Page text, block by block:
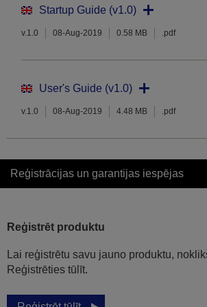
Startup Guide (v1.0)
v.1.0 08-Aug-2019 0.58 MB .pdf
User's Guide (v1.0)
v.1.0 08-Aug-2019 4.48 MB .pdf
Reģistrācijas un garantijas iespējas
Reģistrēt produktu
Lai reģistrētu savu jauno produktu,
Reģistrēties tūlīt.